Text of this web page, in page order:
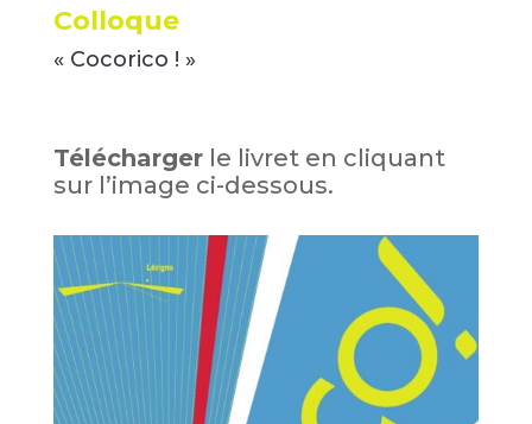
Colloque
« Cocorico ! »
Téléchargerle livret en cliquant
sur l’image ci-dessous.